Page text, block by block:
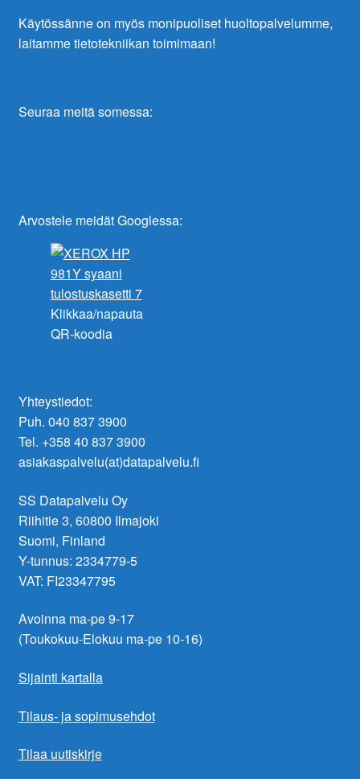
Käytössänne on myös monipuoliset huoltopalvelumme,
laitamme tietotekniikan toimimaan!
Seuraa meitä somessa:
Arvostele meidät Googlessa:
Klikkaa/napauta
QR-koodia
Yhteystiedot:
Puh. 040 837 3900
Tel. +358 40 837 3900
asiakaspalvelu(at)datapalvelu.fi
SS Datapalvelu Oy
Riihitie 3, 60800 Ilmajoki
Suomi, Finland
Y-tunnus: 2334779-5
VAT: FI23347795
Avoinna ma-pe 9-17
(Toukokuu-Elokuu ma-pe 10-16)
Sijainti kartalla
Tilaus- ja sopimusehdot
Tilaa uutiskirje